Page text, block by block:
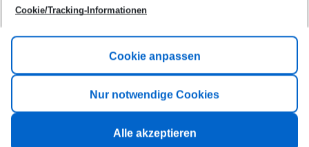
Link A
All rights reserved
Cookie/Tracking-Informationen
Cookie anpassen
Nur notwendige Cookies
Alle akzeptieren